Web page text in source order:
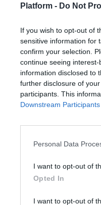
Platform - Do Not
If you wish to opt-out of
sensitive information for
confirm your selection.
continue seeing
information disclosed to
further disclosure of
participants. This
Downstream Participants
Personal Data
I want to opt-out of
Opted In
I want to opt-out of